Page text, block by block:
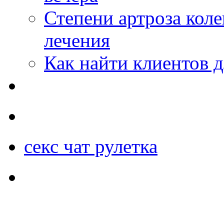
Степени артроза
лечения
Как найти клиентов
секс чат рулетка